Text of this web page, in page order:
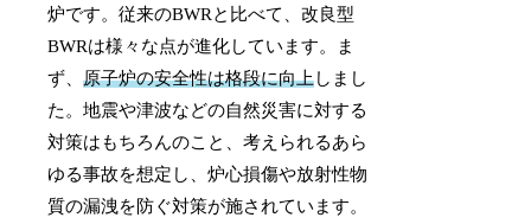
炉です。従来のBWRと比べて、改良型
BWRは様々な点が進化しています。ま
ず、原子炉の安全性は格段に向上しまし
た。地震や津波などの自然災害に対する
対策はもちろんのこと、考えられるあら
ゆる事故を想定し、炉心損傷や放射性物
質の漏洩を防ぐ対策が施されています。